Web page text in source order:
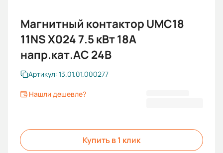
Магнитный контактор UMC18
11NS X024 7.5 кВт 18A
напр.кат.AC 24B
Артикул: 13.01.01.000277
Нашли дешевле?
Купить в 1 клик